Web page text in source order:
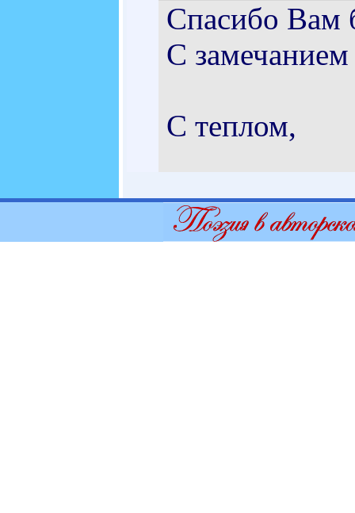
Спасибо Вам
С замечанием
С теплом,